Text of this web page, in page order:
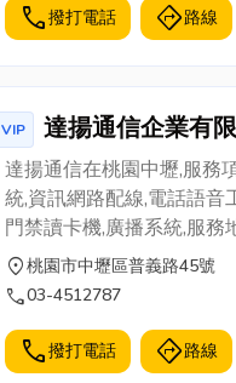
call撥打電話 directions路線
VIP 達揚通信企業有
達揚通信在桃園中壢,服務
統,資訊網路配線,電話語音
門禁讀卡機,廣播系統,服務
大溪.大園.八德.龜山,南崁,
location_on桃園市中壢區普義路45號
call03-4512787
call撥打電話 directions路線